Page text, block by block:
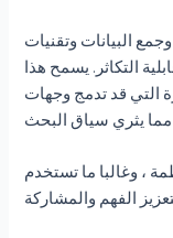
البيانات وتقنيات
التكاثر. يسمح هذا
التي قد تدمج وجهات
، وغالبا ما تستخدم